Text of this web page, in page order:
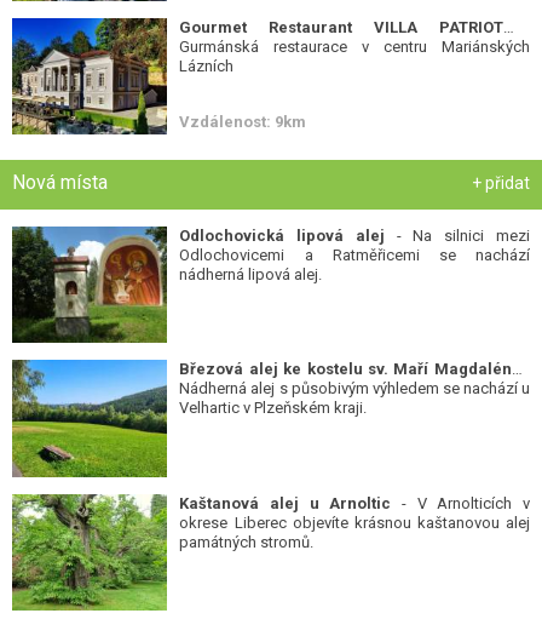
Gurmánská restaurace v centru Mariánských
Lázních
Vzdálenost: 9km
Nová místa + přidat
Odlochovická lipová alej - Na silnici mezi
Odlochovicemi a Ratměřicemi se nachází
nádherná lipová alej.
Březová alej ke kostelu sv. Maří Magdalény-
Nádherná alej s působivým výhledem se nachází u
Velhartic v Plzeňském kraji.
Kaštanová alej u Arnoltic - V Arnolticích v
okrese Liberec objevíte krásnou kaštanovou alej
památných stromů.